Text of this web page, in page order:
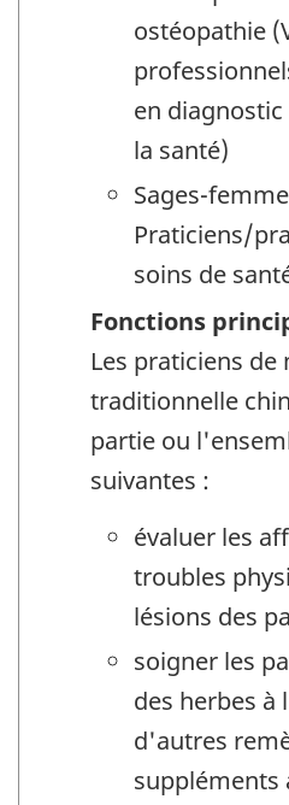
ostéopathie
en
la santé)
Sages-
Praticiens/
soins de
Fonctions
Les praticiens de
traditionnelle
partie ou
suivantes :
évaluer les
troubles
lésions des
soigner les
des herbes
d'autres
suppléments